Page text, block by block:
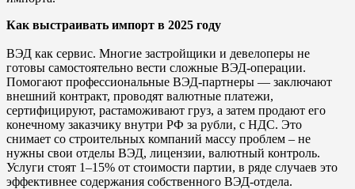
Как выстраивать импорт в 2025 году
ВЭД как сервис. Многие застройщики и девелоперы не
готовы самостоятельно вести сложные ВЭД-операции.
Помогают профессиональные ВЭД-партнеры — заключают
внешний контракт, проводят валютные платежи,
сертифицируют, растаможивают груз, а затем продают его
конечному заказчику внутри РФ за рубли, с НДС. Это
снимает со строительных компаний массу проблем – не
нужны свои отделы ВЭД, лицензии, валютный контроль.
Услуги стоят 1–15% от стоимости партии, в ряде случаев это
эффективнее содержания собственного ВЭД-отдела.